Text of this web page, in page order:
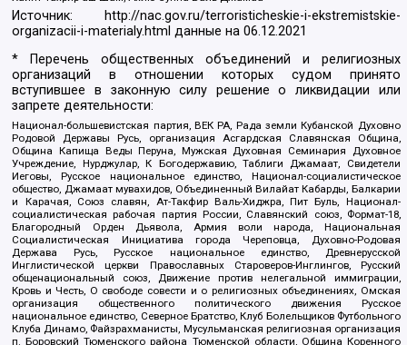
Источник:
http://nac.gov.ru/terroristicheskie-i-ekstremistskie-
organizacii-i-materialy.html данные на06.12.2021
* Перечень общественных объединений и религиозных
организаций в отношении которых судом принято
вступившее в законную силу решение о ликвидации или
запрете деятельности:
Национал-большевистская партия, ВЕК РА, Рада земли Кубанской Духовно
Родовой Державы Русь, организация Асгардская Славянская Община,
Община Капища Веды Перуна, Мужская Духовная Семинария Духовное
Учреждение, Нурджулар, К Богодержавию, Таблиги Джамаат, Свидетели
Иеговы, Русское национальное единство, Национал-социалистическое
общество, Джамаат мувахидов, Объединенный Вилайат Кабарды, Балкарии
и Карачая, Союз славян, Ат-Такфир Валь-Хиджра, Пит Буль, Национал-
социалистическая рабочая партия России, Славянский союз, Формат-18,
Благородный Орден Дьявола, Армия воли народа, Национальная
Социалистическая Инициатива города Череповца, Духовно-Родовая
Держава Русь, Русское национальное единство, Древнерусской
Инглистической церкви Православных Староверов-Инглингов, Русский
общенациональный союз, Движение против нелегальной иммиграции,
Кровь и Честь, О свободе совести и о религиозных объединениях, Омская
организация общественного политического движения Русское
национальное единство, Северное Братство, Клуб Болельщиков Футбольного
Клуба Динамо, Файзрахманисты, Мусульманская религиозная организация
п. Боровский Тюменского района Тюменской области, Община Коренного